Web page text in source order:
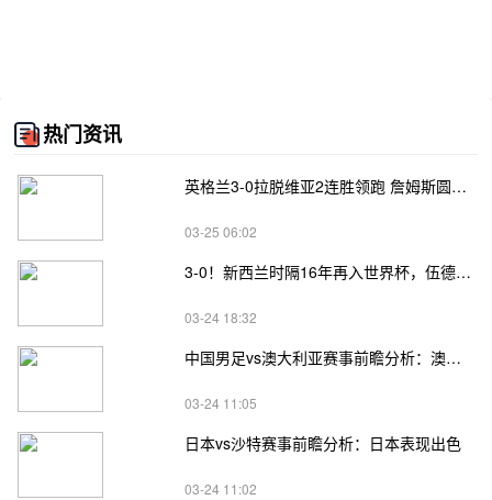
热门资讯
英格兰3-0拉脱维亚2连胜领跑 詹姆斯圆月弯刀凯恩埃泽建功
03-25 06:02
3-0！新西兰时隔16年再入世界杯，伍德将二度征战
03-24 18:32
中国男足vs澳大利亚赛事前瞻分析：澳大利亚进攻不俗
03-24 11:05
日本vs沙特赛事前瞻分析：日本表现出色
03-24 11:02